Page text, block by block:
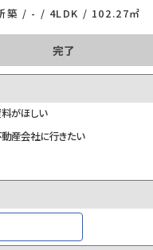
築 / - / 4LDK / 102.27㎡
完了
がほしい
産会社に行きたい